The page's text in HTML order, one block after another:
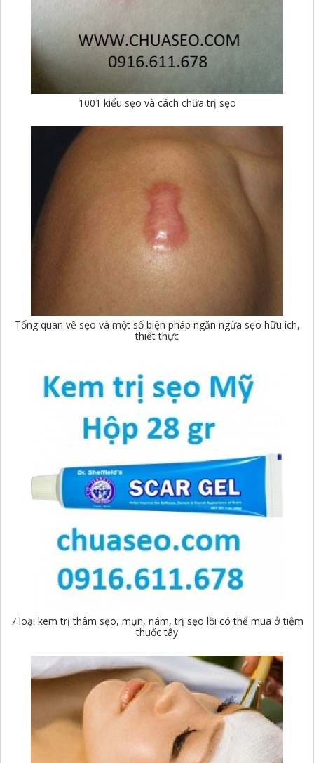
1001 kiểu sẹo và cách chữa trị sẹo
Tổng quan về sẹo và một số biện pháp ngăn ngừa sẹo hữu ích,
thiết thực
7 loại kem trị thâm sẹo, mụn, nám, trị sẹo lồi có thể mua ở tiệm
thuốc tây